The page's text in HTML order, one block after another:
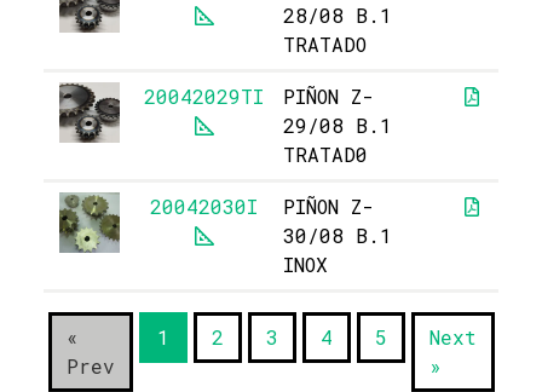
28/08 B.1
TRATADO
20042029TI
PIÑON Z-
29/08 B.1
TRATAD0
20042030I
PIÑON Z-
30/08 B.1
INOX
«
Prev
1 2 3 4 5
Next
»